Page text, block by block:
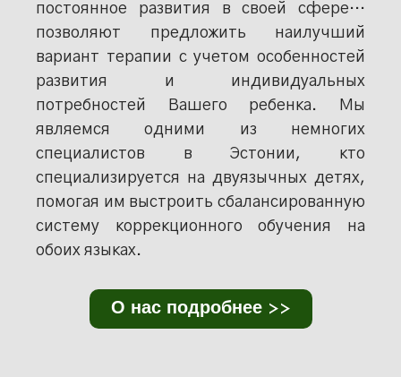
постоянное развития в своей сфере…
позволяют предложить наилучший
вариант терапии с учетом особенностей
развития и индивидуальных
потребностей Вашего ребенка. Мы
являемся одними из немногих
специалистов в Эстонии, кто
специализируется на двуязычных детях,
помогая им выстроить сбалансированную
систему коррекционного обучения на
обоих языках.
О нас подробнее >>